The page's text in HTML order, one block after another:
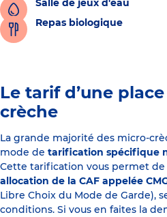
Salle de jeux d'eau
Repas biologique
Le tarif d’une
crèche
La grande majorité des micro-
mode de tarification spécifique
Cette tarification vous permet
allocation de la CAF appelée
Libre Choix du Mode de Garde),
conditions. Si vous en faites la